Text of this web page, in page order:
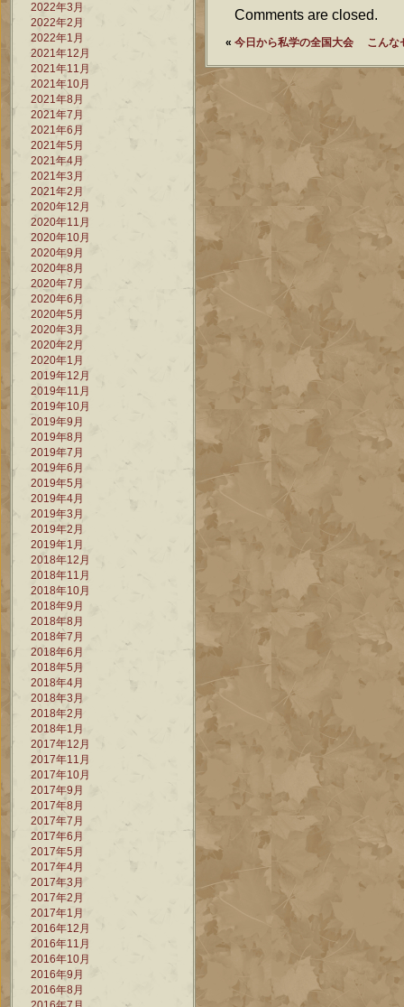
2022年3月
2022年2月
2022年1月
2021年12月
2021年11月
2021年10月
2021年8月
2021年7月
2021年6月
2021年5月
2021年4月
2021年3月
2021年2月
2020年12月
2020年11月
2020年10月
2020年9月
2020年8月
2020年7月
2020年6月
2020年5月
2020年3月
2020年2月
2020年1月
2019年12月
2019年11月
2019年10月
2019年9月
2019年8月
2019年7月
2019年6月
2019年5月
2019年4月
2019年3月
2019年2月
2019年1月
2018年12月
2018年11月
2018年10月
2018年9月
2018年8月
2018年7月
2018年6月
2018年5月
2018年4月
2018年3月
2018年2月
2018年1月
2017年12月
2017年11月
2017年10月
2017年9月
2017年8月
2017年7月
2017年6月
2017年5月
2017年4月
2017年3月
2017年2月
2017年1月
2016年12月
2016年11月
2016年10月
2016年9月
2016年8月
Comments are closed.
« 今日から私学の全国大会 こんな